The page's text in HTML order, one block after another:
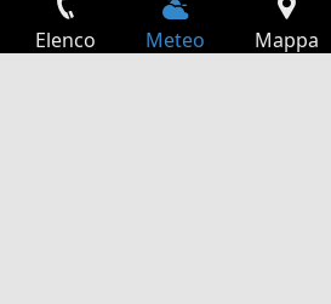
Elenco Meteo Mappa